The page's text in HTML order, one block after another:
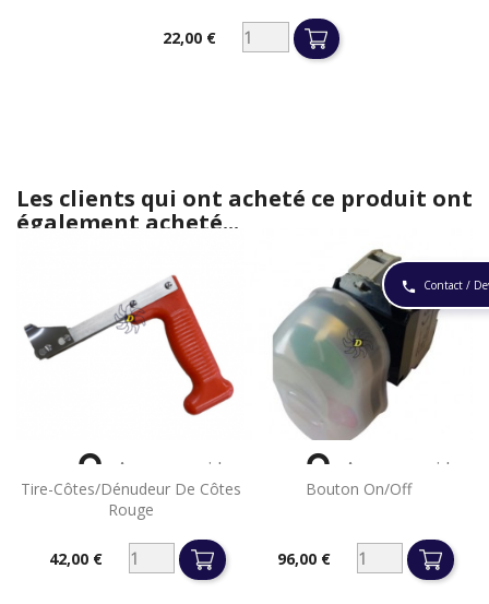
phone Contact /
Prix22,00 €
Les clients qui ont acheté ce produit ont
également acheté...
Tire-Côtes/Dénudeur De Côtes
Rouge
Prix42,00 €
 Aperçu rapide
Bouton On/off
Prix96,00 €
 Aperçu rapide